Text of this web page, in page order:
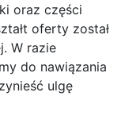
oraz części
oferty został
W razie
do nawiązania
ulgę